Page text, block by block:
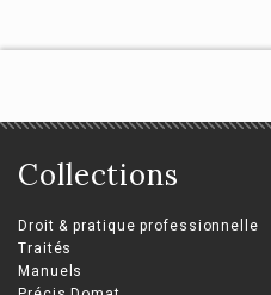
Collections
Droit & pratique professionnelle
Traités
Manuels